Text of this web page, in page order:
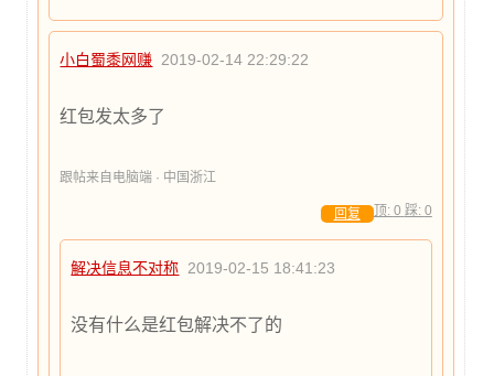
小白蜀黍网赚 2019-02-14 22:29:22
红包发太多了
跟帖来自电脑端 · 中国浙江
顶: 0 踩: 0
回复
解决信息不对称 2019-02-15 18:41:23
没有什么是红包解决不了的